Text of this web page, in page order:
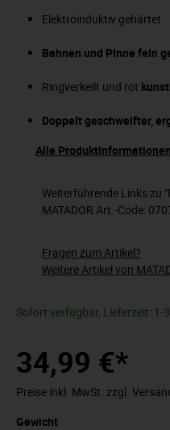
Elektroinduktiv gehärtet
Bahnen und Pinne fein
Ringverkeilt und rot
Doppelt geschweifter,
Alle Produktinformationen
Weiterführende Links zu
MATADOR Art.-Code:
Fragen zum Artikel?
Weitere Artikel von
Sofort verfügbar, Lieferzeit: 1-
34,99 €*
Preise inkl. MwSt. zzgl.
Gewicht